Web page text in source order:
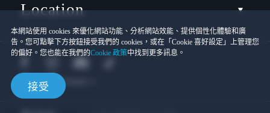
本網站使用 cookies 來優化網站功能、分析網站效能、提供個性化體驗和廣
告。您可點擊下方按鈕接受我們的 cookies，或在「Cookie 喜好設定」上管理您
的偏好。您也能在我們的Cookie 政策中找到更多訊息。
接受
Location